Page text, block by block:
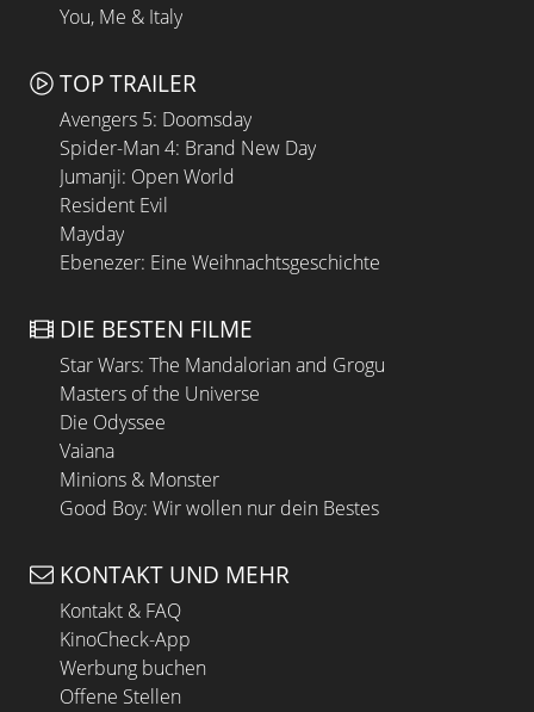
You, Me & Italy
TOP TRAILER
Avengers 5: Doomsday
Spider-Man 4: Brand New Day
Jumanji: Open World
Resident Evil
Mayday
Ebenezer: Eine Weihnachtsgeschichte
DIE BESTEN FILME
Star Wars: The Mandalorian and Grogu
Masters of the Universe
Die Odyssee
Vaiana
Minions & Monster
Good Boy: Wir wollen nur dein Bestes
KONTAKT UND MEHR
Kontakt & FAQ
KinoCheck-App
Werbung buchen
Offene Stellen